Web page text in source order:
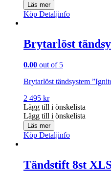
Läs mer
Köp Detaljinfo
Brytarlöst
0.00 out of 5
Brytarlöst tändsystem
2 495 kr
Lägg till i önskelista
Lägg till i önskelista
Läs mer
Köp Detaljinfo
Tändstift 8st